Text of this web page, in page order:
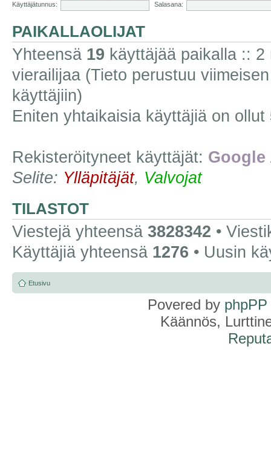
Käyttäjätunnus:
Salasana:
PAIKALLAOLIJAT
Yhteensä 19 käyttäjää paikalla ::
vierailijaa (Tieto perustuu
käyttäjiin)
Eniten yhtaikaisia käyttäjiä on ollut
Rekisteröityneet käyttäjät: Google
Selite: Ylläpitäjät, Valvojat
TILASTOT
Viestejä yhteensä 3828342 •
Käyttäjiä yhteensä 1276 • Uusin
Etusivu
Povered by phpPP
Käännös,